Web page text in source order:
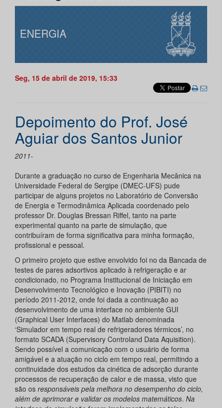
ENERGIA
Seg, 15 de abril de 2019, 15:33
Depoimento do Prof. José
Aguiar dos Santos Junior
2011-
Durante a graduação no curso de Engenharia Mecânica na
Universidade Federal de Sergipe (DMEC-UFS) pude
participar de alguns projetos no Laboratório de Conversão
de Energia e Termodinâmica Aplicada coordenado pelo
professor Dr. Douglas Bressan Riffel, tanto na parte
experimental quanto na parte de simulação, que
contribuíram de forma significativa para minha formação,
profissional e pessoal.
O primeiro projeto que estive envolvido foi no da Bancada de
testes de pares adsortivos aplicado à refrigeração e ar
condicionado, no Programa Institucional de Iniciação em
Desenvolvimento Tecnológico e Inovação (PIBITI) no
período 2011-2012, onde foi dada a continuação ao
desenvolvimento de uma interface no ambiente GUI
(Graphical User Interfaces) do Matlab denominada
‘Simulador em tempo real de refrigeradores térmicos’, no
formato SCADA (Supervisory Controland Data Aquisition).
Sendo possível a comunicação com o usuário de forma
amigável e a atuação no ciclo em tempo real, permitindo a
continuidade dos estudos da cinética de adsorção durante
processos de recuperação de calor e de massa, visto que
são os responsáveis pela melhora no desempenho do ciclo,
além de aprimorar e validar os modelos matemáticos. Na